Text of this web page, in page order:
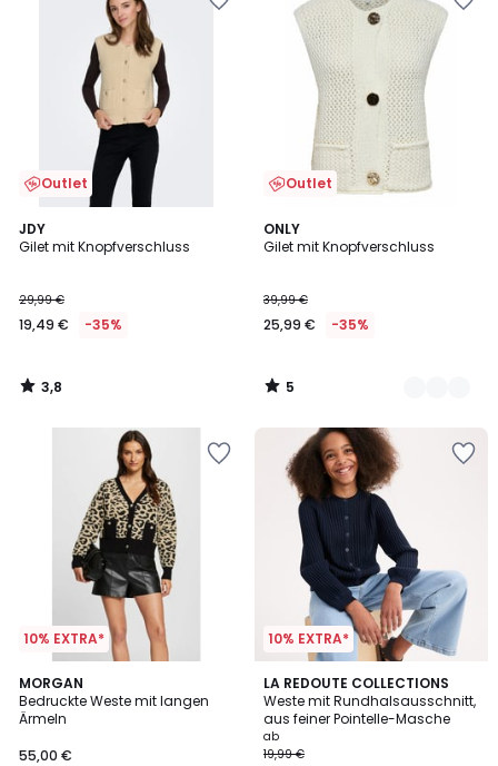
Outlet
JDY
Gilet mit Knopfverschluss
29,99 €
19,49 € -35%
3,8
/ 5
3,8
/
Outlet
ONLY
Gilet mit Knopfverschluss
39,99 €
25,99 € -35%
5
/
2
Farben
5
/
10% EXTRA*
MORGAN
Bedruckte Weste mit langen
Ärmeln
55,00 €
4,8
/ 5
10% EXTRA*
LA REDOUTE COLLECTIONS
Weste mit Rundhalsausschnitt,
aus feiner Pointelle-Masche
ab
19,99 €
5
/
5
2
Farben